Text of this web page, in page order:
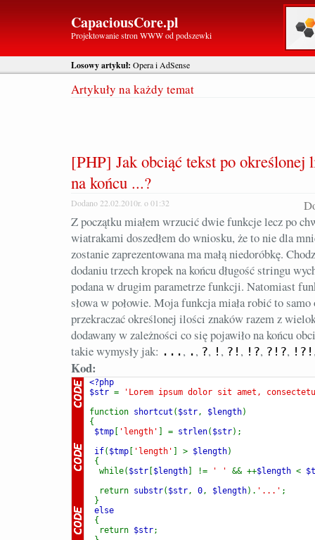
CapaciousCore.pl
Projektowanie stron WWW od podszewki
Losowy artykuł: Opera i AdSense
Artykuły na każdy temat
[PHP] Jak obciąć tekst po określonej
na końcu ...?
Dodano 22.02.2010r. o 01:32
Z początku miałem wrzucić dwie funkcje lecz po
wiatrakami doszedłem do wniosku, że to nie dla
zostanie zaprezentowana ma małą niedoróbkę.
dodaniu trzech kropek na końcu długość stringu
podana w drugim parametrze funkcji. Natomiast
słowa w połowie. Moja funkcja miała robić to
przekraczać określonej ilości znaków razem z
dodawany w zależności co się pojawiło na końcu
takie wymysły jak: ... , . , ?, ! , ?! , !?, ?!?, !?!
Kod:
<?php
$str =
'Lorem ipsum dolor sit amet,
function shortcut ( $str, $length)
$tmp
'length' ] = strlen( $str);
if( $tmp 'length' ] > $length
while( $str $length ] != ' ' && ++$length <
return substr( $str, 0, $length). '...'
else
return $str